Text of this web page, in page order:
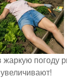
погоду
увеличивают!